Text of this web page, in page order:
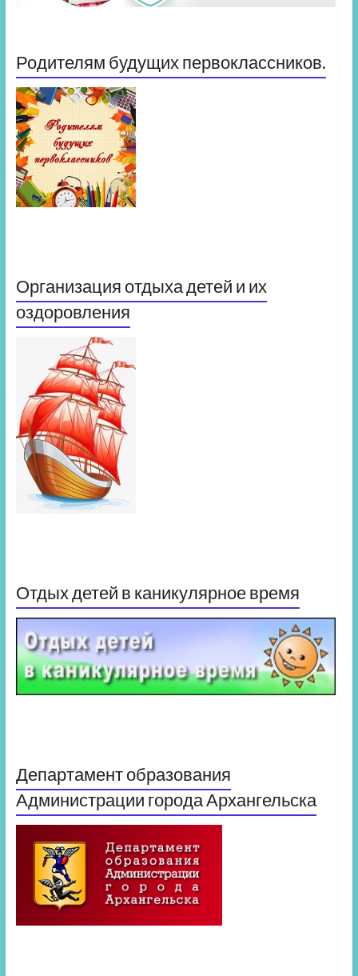
Родителям будущих первоклассников.
Организация отдыха детей и их
оздоровления
Отдых детей в каникулярное время
Департамент образования
Администрации города Архангельска